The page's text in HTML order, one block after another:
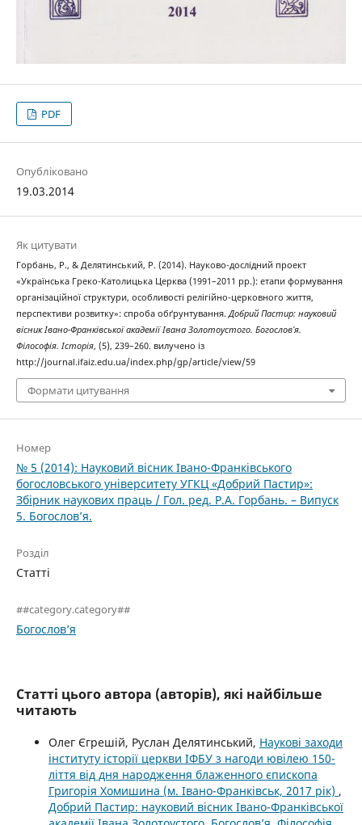
PDF
Опубліковано
19.03.2014
Як цитувати
Горбань, Р., & Делятинський, Р. (2014). Науково-дослідний проект
«Українська Греко-Католицька Церква (1991–2011 рр.): етапи формування
організаційної структури, особливості релігійно-церковного життя,
перспективи розвитку»: спроба обґрунтування. Добрий Пастир: науковий
вісник Івано-Франківської академії Івана Золотоустого. Богослов’я.
Філософія. Історія, (5), 239–260. вилучено із
http://journal.ifaiz.edu.ua/index.php/gp/article/view/59
Формати цитування
Номер
№ 5 (2014): Науковий вісник Івано-Франківського
богословського університету УГКЦ «Добрий Пастир»:
Збірник наукових праць / Гол. ред. Р.А. Горбань. – Випуск
5. Богослов’я.
Розділ
Статті
##category.category##
Богослов’я
Статті цього автора (авторів), які найбільше
читають
Олег Єгрешій, Руслан Делятинський, Наукові заходи
інституту історії церкви ІФБУ з нагоди ювілею 150-
ліття від дня народження блаженного єпископа
Григорія Хомишина (м. Івано-Франківськ, 2017 рік) ,
Добрий Пастир: науковий вісник Івано-Франківської